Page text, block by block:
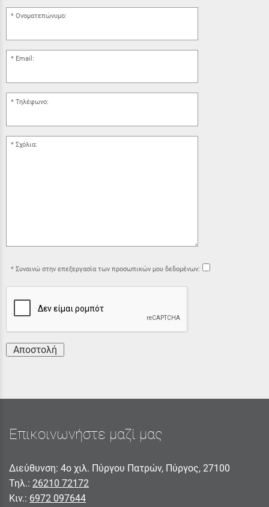
Ονοματεπώνυμο:
Email:
Τηλέφωνο:
Σχόλια:
Συναινώ στην επεξεργασία των προσωπικών μου δεδομένων:
Αποστολή
Επικοινωνήστε μαζί μας
Διεύθυνση: 4ο χιλ. Πύργου Πατρών, Πύργος, 27100
Τηλ.: 26210 72172
Κιν.: 6972 097644